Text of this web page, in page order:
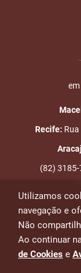
Recife:
(82)
Utilizamos
navegação e
Não
Ao continuar
de Cookies e